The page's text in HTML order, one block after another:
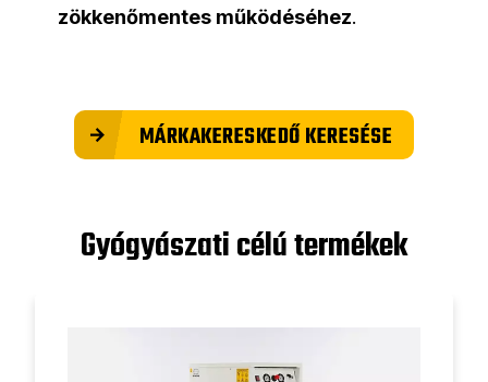
zökkenőmentes működéséhez.
MÁRKAKERESKEDŐ KERESÉSE
Gyógyászati célú termékek